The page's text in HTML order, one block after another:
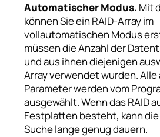
Automatischer Modus. Mit
können Sie ein RAID-Array im
vollautomatischen Modus
müssen die Anzahl der
und aus ihnen diejenigen
Array verwendet wurden. Alle
Parameter werden vom
ausgewählt. Wenn das RAID
Festplatten besteht, kann
Suche lange genug dauern.